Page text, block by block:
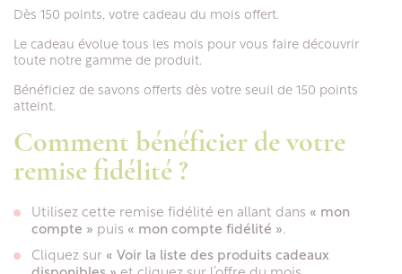
Dès 150 points, votre cadeau du mois offert.
Le cadeau évolue tous les mois pour vous faire découvrir
toute notre gamme de produit.
Bénéficiez de savons offerts dès votre seuil de 150 points
atteint.
Comment bénéficier de votre
remise fidélité ?
Utilisez cette remise fidélité en allant dans « mon
compte » puis « mon compte fidélité ».
Cliquez sur « Voir la liste des produits cadeaux